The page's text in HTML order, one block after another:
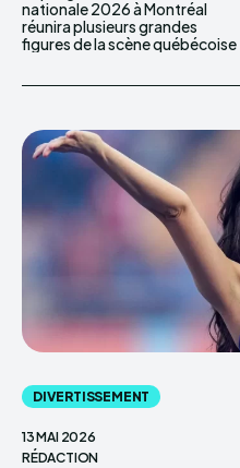
nationale 2026 à Montréal
réunira plusieurs grandes
figures de la scène québécoise
Dufresne, Bruno Pelletier,
DIVERTISSEMENT
13 MAI 2026
RÉDACTION